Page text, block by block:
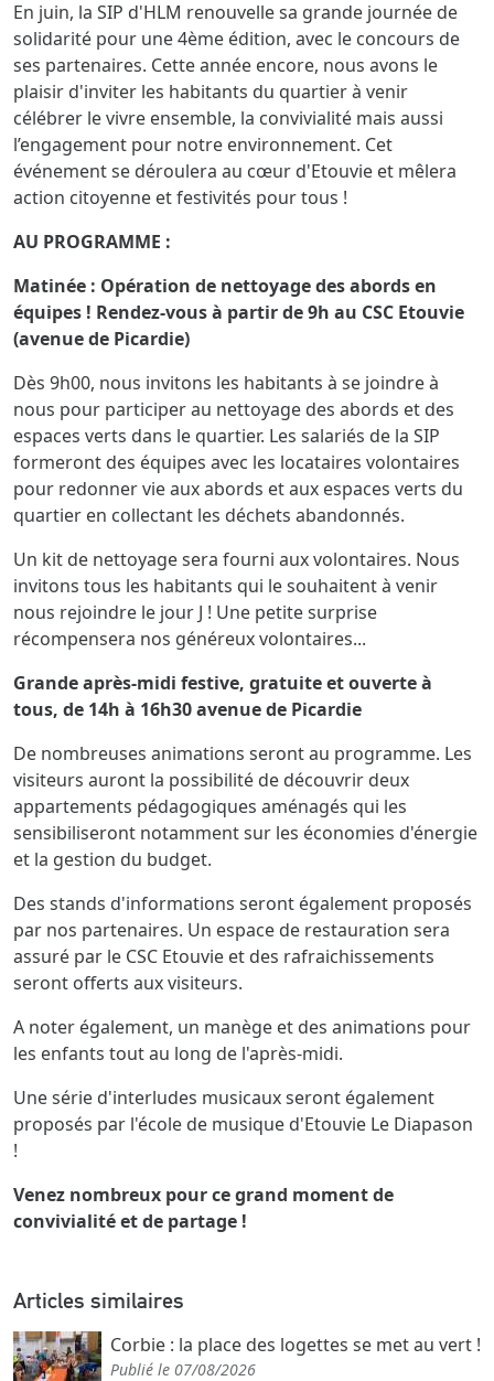
En juin, la SIP d'HLM renouvelle sa grande journée de
solidarité pour une 4ème édition, avec le concours de
ses partenaires. Cette année encore, nous avons le
plaisir d'inviter les habitants du quartier à venir
célébrer le vivre ensemble, la convivialité mais aussi
l’engagement pour notre environnement. Cet
événement se déroulera au cœur d'Etouvie et mêlera
action citoyenne et festivités pour tous !
AU PROGRAMME :
Matinée : Opération de nettoyage des abords en
équipes ! Rendez-vous à partir de 9h au CSC Etouvie
(avenue de Picardie)
Dès 9h00, nous invitons les habitants à se joindre à
nous pour participer au nettoyage des abords et des
espaces verts dans le quartier. Les salariés de la SIP
formeront des équipes avec les locataires volontaires
pour redonner vie aux abords et aux espaces verts du
quartier en collectant les déchets abandonnés.
Un kit de nettoyage sera fourni aux volontaires. Nous
invitons tous les habitants qui le souhaitent à venir
nous rejoindre le jour J ! Une petite surprise
récompensera nos généreux volontaires...
Grande après-midi festive, gratuite et ouverte à
tous, de 14h à 16h30 avenue de Picardie
De nombreuses animations seront au programme. Les
visiteurs auront la possibilité de découvrir deux
appartements pédagogiques aménagés qui les
sensibiliseront notamment sur les économies d'énergie
et la gestion du budget.
Des stands d'informations seront également proposés
par nos partenaires. Un espace de restauration sera
assuré par le CSC Etouvie et des rafraichissements
seront offerts aux visiteurs.
A noter également, un manège et des animations pour
les enfants tout au long de l'après-midi.
Une série d'interludes musicaux seront également
proposés par l'école de musique d'Etouvie Le Diapason
!
Venez nombreux pour ce grand moment de
convivialité et de partage !
Articles similaires
Corbie : la place des logettes se met au vert !
Publié le 07/08/2026